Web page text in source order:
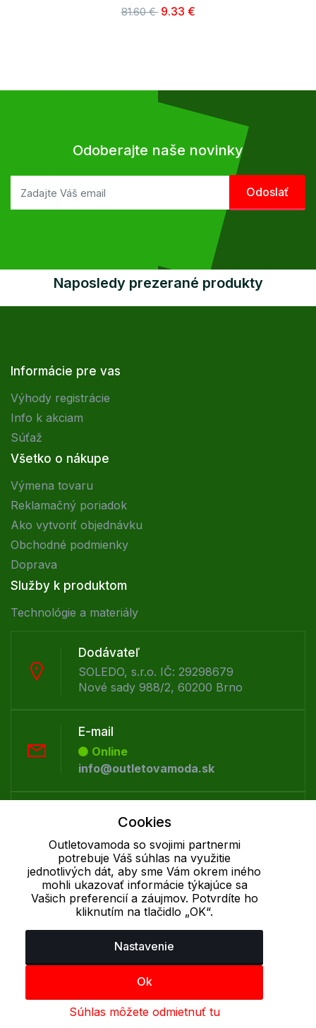
81.60 € 9.33 €
Odoberajte naše novinky
Naposledy prezerané produkty
Informácie pre vas
Výhody registrácie
Info k akciam
Súťaž
Všetko o nákupe
Výmena tovaru
Reklamačný poriadok
Ako vytvoriť objednávku
Obchodné podmienky
Doprava
Služby k produktom
Technológie a materiály
Dodávateľ
SOLEDO, s.r.o. IČ: 29298679
Nové sady 988/2, 60200 Brno
E-mail
Online
info@outletovamoda.sk
+421 277 270 055
Cookie - podrobné nastavenie|Ďalšie informácie|Spracovanie
osobných údajov
Cookies
Outletovamoda so svojimi partnermi
potrebuje Váš súhlas na využitie
jednotlivých dát, aby sme Vám okrem iného
mohli ukazovať informácie týkajúce sa
Vašich preferencií a záujmov. Potvrdíte ho
kliknutím na tlačidlo „OK“.
Nastavenie
Ok
Súhlas môžete odmietnuť tu